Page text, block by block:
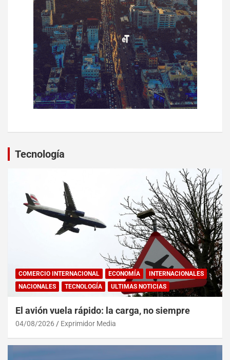
Tecnología
COMERCIO INTERNACIONAL ECONOMÍA
INTERNACIONALES
NACIONALES
TECNOLOGÍA ULTIMAS NOTICIAS
El avión vuela rápido: la carga, no siempre
04/08/2026 Exprimidor Media